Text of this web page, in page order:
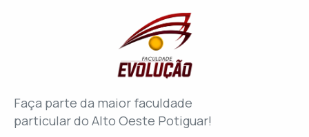
Faça parte da maior faculdade
particular do Alto Oeste Potiguar!